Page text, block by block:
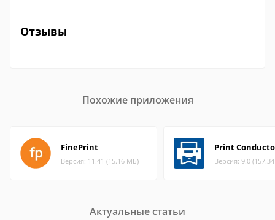
Отзывы
Похожие приложения
FinePrint
Версия: 11.41 (15.16 МБ)
Print
Версия: 9.0
Актуальные статьи